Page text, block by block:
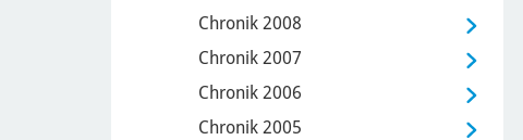
Chronik 2008
Chronik 2007
Chronik 2006
Chronik 2005